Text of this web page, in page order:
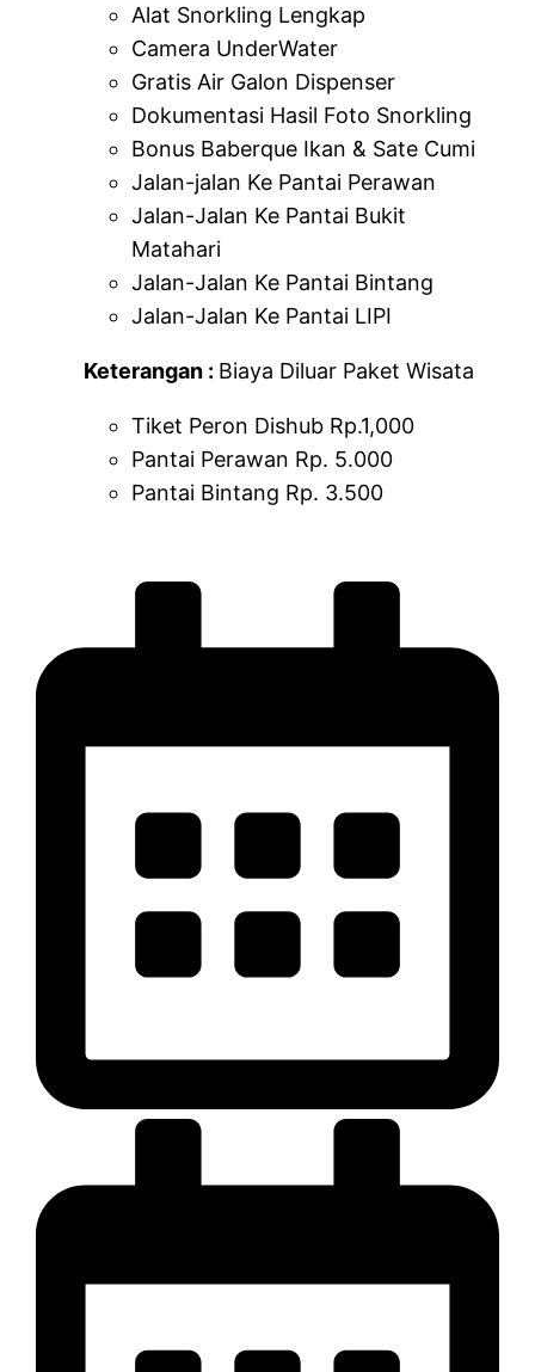
Alat Snorkling Lengkap
Camera UnderWater
Gratis Air Galon Dispenser
Dokumentasi Hasil Foto Snorkling
Bonus Baberque Ikan & Sate Cumi
Jalan-jalan Ke Pantai Perawan
Jalan-Jalan Ke Pantai Bukit
Matahari
Jalan-Jalan Ke Pantai Bintang
Jalan-Jalan Ke Pantai LIPI
Keterangan : Biaya Diluar Paket Wisata
Tiket Peron Dishub Rp.1,000
Pantai Perawan Rp. 5.000
Pantai Bintang Rp. 3.500